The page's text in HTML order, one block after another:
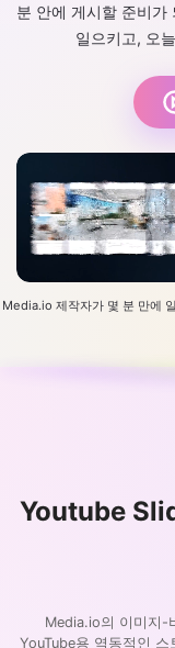
분 안에 게시할 준비가
일으키고, 오
Media.io 제작자가 몇 분 만에
Youtube
Media.io의 이미지-
YouTube용 역동적인